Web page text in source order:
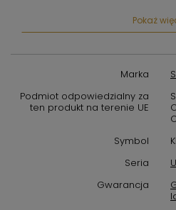
wytrzymałość na uszkodzenia
urządzeń Smeg. Dzięki temu
wygląd przez długi czas. Produkt
jakościowe, co potwierdzają
pozytywne opinie użytkowników.
akcesorium
sprawdzone rozwiązanie, które
kuchni. Niezależnie od tego,
domowych, ten produkt ułatwi
Pokaż
Marka
Podmiot odpowiedzialny za
ten produkt na terenie UE
Symbol
Seria
Gwarancja